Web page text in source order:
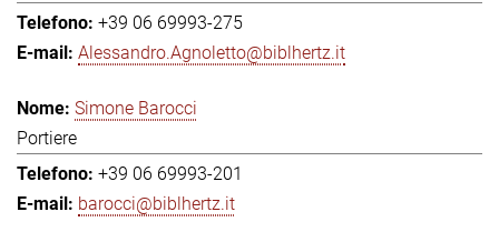
+39 06 69993-275
Alessandro.Agnoletto@biblhertz.it
Simone Barocci
Portiere
+39 06 69993-201
barocci@biblhertz.it